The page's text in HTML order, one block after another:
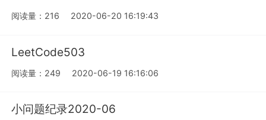
阅读量：216 2020-06-20 16:19:43
LeetCode503
阅读量：249 2020-06-19 16:16:06
小问题纪录2020-06